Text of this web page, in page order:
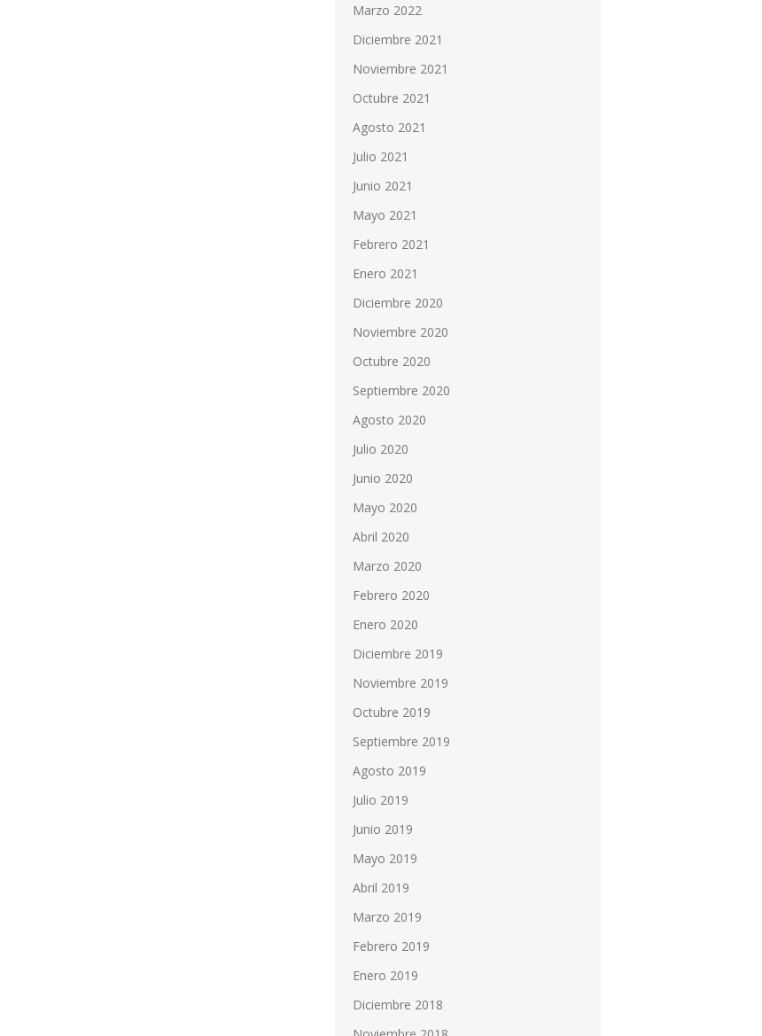
Marzo 2022
Diciembre 2021
Noviembre 2021
Octubre 2021
Agosto 2021
Julio 2021
Junio 2021
Mayo 2021
Febrero 2021
Enero 2021
Diciembre 2020
Noviembre 2020
Octubre 2020
Septiembre 2020
Agosto 2020
Julio 2020
Junio 2020
Mayo 2020
Abril 2020
Marzo 2020
Febrero 2020
Enero 2020
Diciembre 2019
Noviembre 2019
Octubre 2019
Septiembre 2019
Agosto 2019
Julio 2019
Junio 2019
Mayo 2019
Abril 2019
Marzo 2019
Febrero 2019
Enero 2019
Diciembre 2018